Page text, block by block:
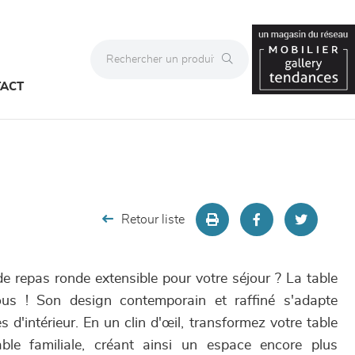
Retour liste
repas ronde extensible pour votre séjour ? La table
! Son design contemporain et raffiné s'adapte
d'intérieur. En un clin d'œil, transformez votre table
familiale, créant ainsi un espace encore plus